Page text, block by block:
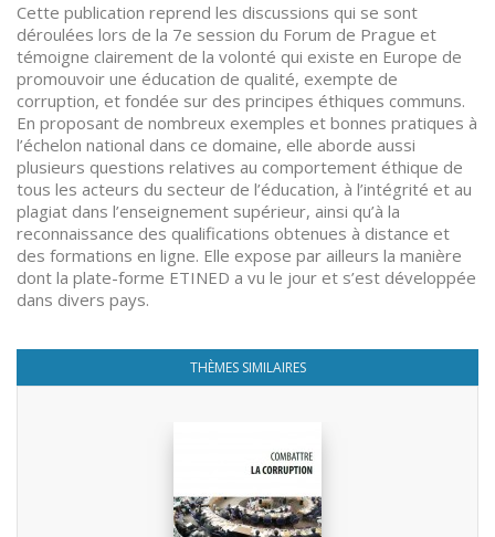
Cette publication reprend les discussions qui se sont
déroulées lors de la 7e session du Forum de Prague et
témoigne clairement de la volonté qui existe en Europe de
promouvoir une éducation de qualité, exempte de
corruption, et fondée sur des principes éthiques communs.
En proposant de nombreux exemples et bonnes pratiques à
l’échelon national dans ce domaine, elle aborde aussi
plusieurs questions relatives au comportement éthique de
tous les acteurs du secteur de l’éducation, à l’intégrité et au
plagiat dans l’enseignement supérieur, ainsi qu’à la
reconnaissance des qualifications obtenues à distance et
des formations en ligne. Elle expose par ailleurs la manière
dont la plate-forme ETINED a vu le jour et s’est développée
dans divers pays.
THÈMES SIMILAIRES